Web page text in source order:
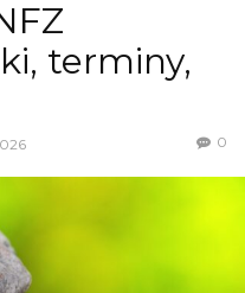
terminy,
0